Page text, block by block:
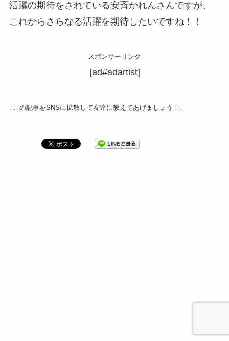
活躍の期待をされている安斉かれんさんですが、
これからさらなる活躍を期待したいですね！！
スポンサーリンク
[ad#adartist]
↓この記事をSNSに拡散して友達に教えてあげましょう！↓